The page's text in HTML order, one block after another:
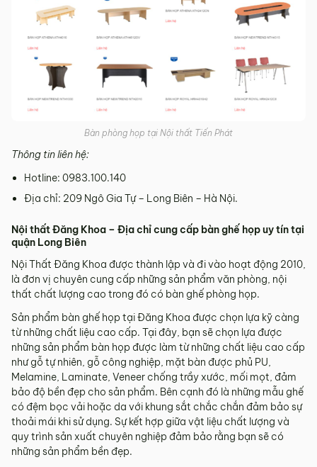
Bàn phòng họp tại Nội thất Tiến Phát
Thông tin liên hệ:
Hotline: 0983.100.140
Địa chỉ: 209 Ngô Gia Tự – Long Biên – Hà Nội.
Nội thất Đăng Khoa – Địa chỉ cung cấp bàn ghế họp uy tín tại
quận Long Biên
Nội Thất Đăng Khoa được thành lập và đi vào hoạt động 2010,
là đơn vị chuyên cung cấp những sản phẩm văn phòng, nội
thất chất lượng cao trong đó có bàn ghế phòng họp.
Sản phẩm bàn ghế họp tại Đăng Khoa được chọn lựa kỹ càng
từ những chất liệu cao cấp. Tại đây, bạn sẽ chọn lựa được
những sản phẩm bàn họp được làm từ những chất liệu cao cấp
như gỗ tự nhiên, gỗ công nghiệp, mặt bàn được phủ PU,
Melamine, Laminate, Veneer chống trầy xước, mối mọt, đảm
bảo độ bền đẹp cho sản phẩm. Bên cạnh đó là những mẫu ghế
có đệm bọc vải hoặc da với khung sắt chắc chắn đảm bảo sự
thoải mái khi sử dụng. Sự kết hợp giữa vật liệu chất lượng và
quy trình sản xuất chuyên nghiệp đảm bảo rằng bạn sẽ có
những sản phẩm bền đẹp.